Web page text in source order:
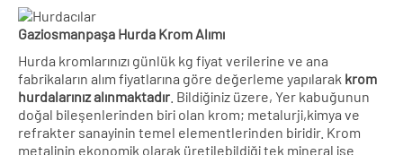
Gaziosmanpaşa Hurda Krom Alımı
Hurda kromlarınızı günlük kg fiyat verilerine ve ana
fabrikaların alım fiyatlarına göre değerleme yapılarak krom
hurdalarınız alınmaktadır . Bildiğiniz üzere, Yer kabuğunun
doğal bileşenlerinden biri olan krom; metalurji,kimya ve
refrakter sanayinin temel elementlerinden biridir. Krom
metalinin ekonomik olarak üretilebildiği tek mineral ise